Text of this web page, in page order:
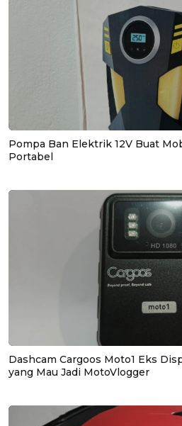
Pompa Ban Elektrik 12V Buat
Portabel
Dashcam Cargoos Moto1 Eks
yang Mau Jadi MotoVlogger